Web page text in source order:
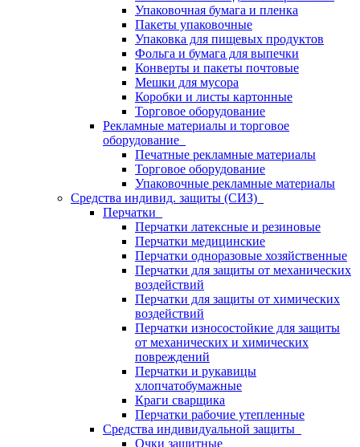
Упаковочная бумага и пленка
Пакеты упаковочные
Упаковка для пищевых продуктов
Фольга и бумага для выпечки
Конверты и пакеты почтовые
Мешки для мусора
Коробки и листы картонные
Торговое оборудование
Рекламные материалы и торговое
оборудование
Печатные рекламные материалы
Торговое оборудование
Упаковочные рекламные материалы
Средства индивид. защиты (СИЗ)
Перчатки
Перчатки латексные и резиновые
Перчатки медицинские
Перчатки одноразовые хозяйственные
Перчатки для защиты от механических
воздействий
Перчатки для защиты от химических
воздействий
Перчатки износостойкие для защиты
от механических и химических
повреждений
Перчатки и рукавицы
хлопчатобумажные
Краги сварщика
Перчатки рабочие утепленные
Средства индивидуальной защиты
Очки защитные